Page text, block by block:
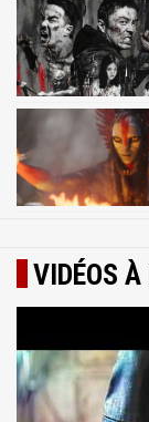
VIDÉOS